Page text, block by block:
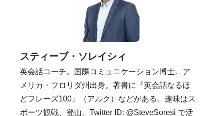
スティーブ・ソレイシィ
英会話コーチ。国際コミュニケーション博士。ア
メリカ・フロリダ州出身。著書に『英会話なるほ
どフレーズ100』（アルク）などがある。趣味はス
ポーツ観戦、登山。Twitter ID: @SteveSoresi で活